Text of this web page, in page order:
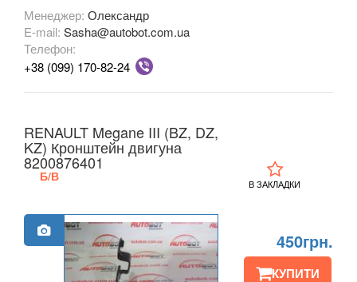
PORSCHE
RENAULT
Captur (J5)
Clio IV (BK, KH, J5)
Fluence (L3, B3)
Espace IV (JK0)
Менеджер: Олександр
E-mail: Sasha@autobot.com.ua
Телефон:
+38 (099) 170-82-24
RENAULT Megane III (BZ, DZ,
KZ) Кронштейн двигуна
8200876401
Б/В
450грн.
КУПИТИ
В ЗАКЛАДКИ